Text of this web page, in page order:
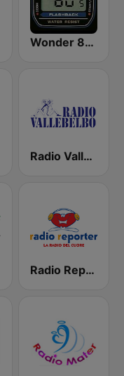
Wonder 80's
Radio Vallebelbo National Sanremo
Radio Reporter